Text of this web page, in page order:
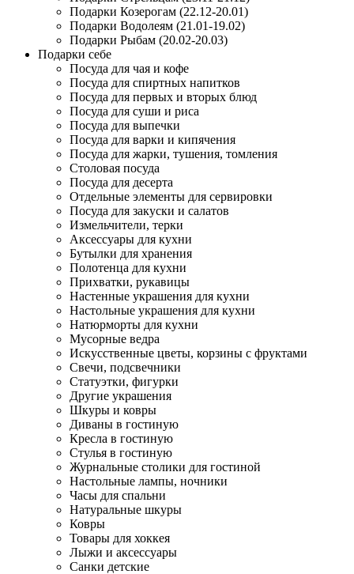
Подарки Козерогам (22.12-20.01)
Подарки Водолеям (21.01-19.02)
Подарки Рыбам (20.02-20.03)
Подарки себе
Посуда для чая и кофе
Посуда для спиртных напитков
Посуда для первых и вторых блюд
Посуда для суши и риса
Посуда для выпечки
Посуда для варки и кипячения
Посуда для жарки, тушения, томления
Столовая посуда
Посуда для десерта
Отдельные элементы для сервировки
Посуда для закуски и салатов
Измельчители, терки
Аксессуары для кухни
Бутылки для хранения
Полотенца для кухни
Прихватки, рукавицы
Настенные украшения для кухни
Настольные украшения для кухни
Натюрморты для кухни
Мусорные ведра
Искусственные цветы, корзины с фруктами
Свечи, подсвечники
Статуэтки, фигурки
Другие украшения
Шкуры и ковры
Диваны в гостиную
Кресла в гостиную
Стулья в гостиную
Журнальные столики для гостиной
Настольные лампы, ночники
Часы для спальни
Натуральные шкуры
Ковры
Товары для хоккея
Лыжи и аксессуары
Санки детские